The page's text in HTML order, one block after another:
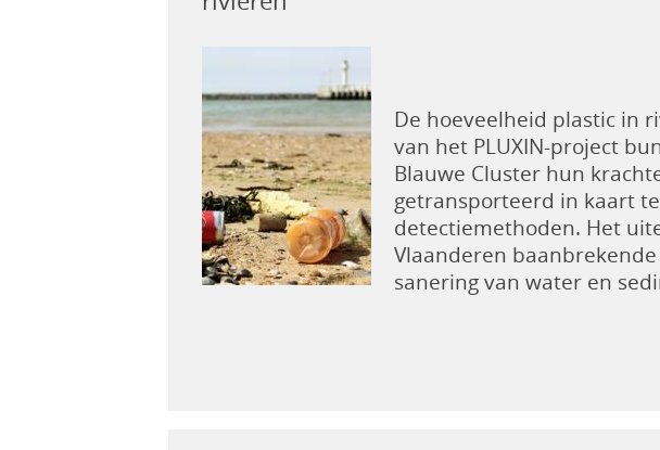
De hoeveelheid plastic in
van het PLUXIN-project
Blauwe Cluster hun
getransporteerd in kaart
detectiemethoden. Het
Vlaanderen
sanering van water en